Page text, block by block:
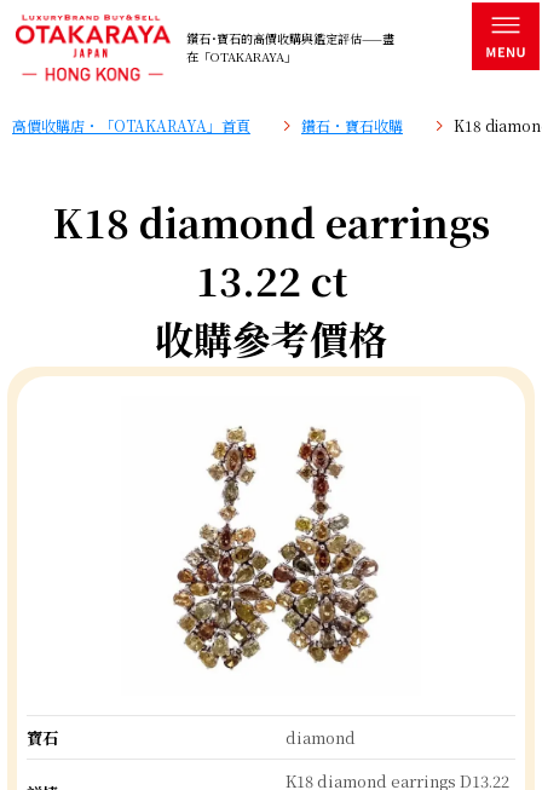
鑽石･寶石的高價收購與鑑定評估——盡
在「OTAKARAYA」
高價收購店・「OTAKARAYA」首頁 鑽石・寶石收購 K18
K18 diamond earrings
13.22 ct
收購參考價格
寶石 diamond
K18 diamond earrings D13.22